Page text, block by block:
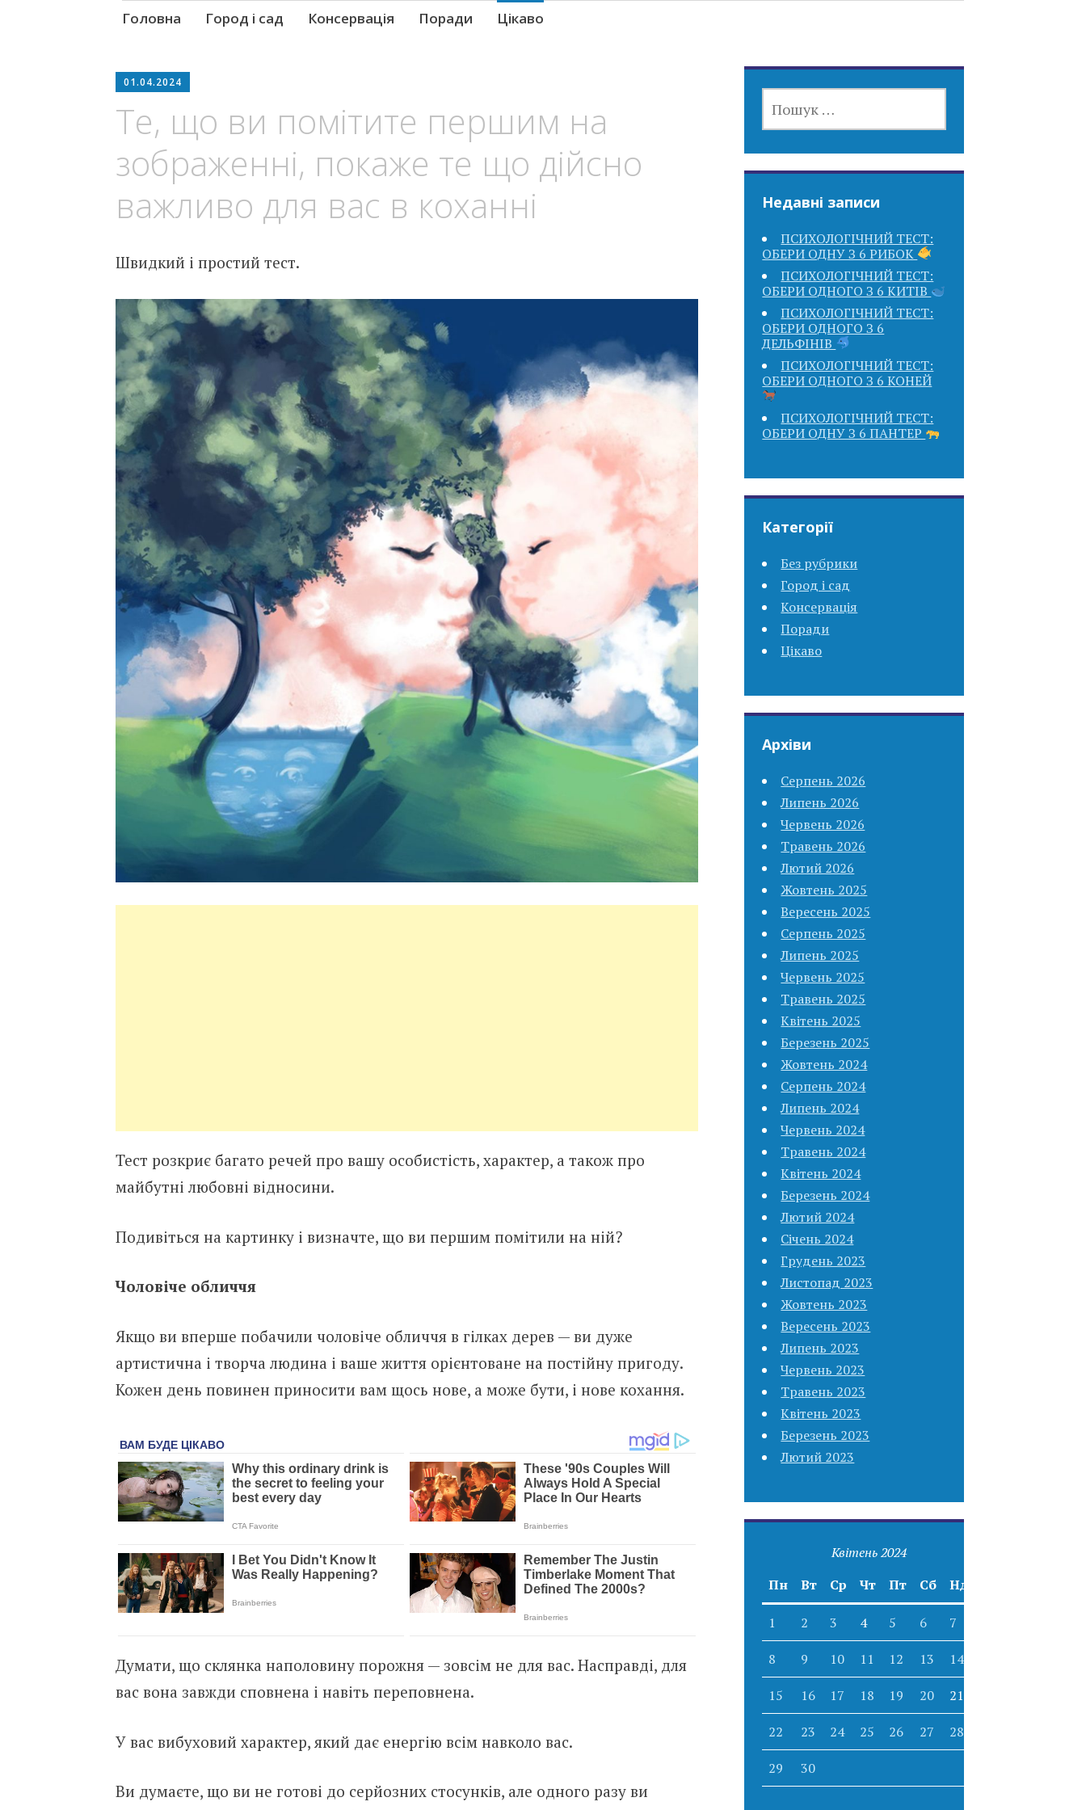
Skip
Головна Город і сад Консервація Поради Цікаво
01.04.2024
Те, що ви помітите першим на
зображенні, покаже те що дійсно
важливо для вас в коханні
Швидкий і простий тест.
Тест розкриє багато речей про вашу особистість, характер, а також про
майбутні любовні відносини.
Подивіться на картинку і визначте, що ви першим помітили на ній?
Чоловіче обличчя
Якщо ви вперше побачили чоловіче обличчя в гілках дерев — ви дуже
артистична і творча людина і ваше життя орієнтоване на постійну пригоду.
Кожен день повинен приносити вам щось нове, а може бути, і нове кохання.
Думати, що склянка наполовину порожня — зовсім не для вас. Насправді, для
вас вона завжди сповнена і навіть переповнена.
У вас вибуховий характер, який дає енергію всім навколо вас.
Ви думаєте, що ви не готові до серйозних стосунків, але одного разу ви
Недавні записи
ПСИХОЛОГІЧНИЙ ТЕСТ:
ОБЕРИ ОДНУ З 6 РИБОК
ПСИХОЛОГІЧНИЙ ТЕСТ:
ОБЕРИ ОДНОГО З 6 КИТІВ
ПСИХОЛОГІЧНИЙ ТЕСТ:
ОБЕРИ ОДНОГО З 6
ДЕЛЬФІНІВ
ПСИХОЛОГІЧНИЙ ТЕСТ:
ОБЕРИ ОДНОГО З 6 КОНЕЙ
ПСИХОЛОГІЧНИЙ ТЕСТ:
ОБЕРИ ОДНУ З 6 ПАНТЕР
Категорії
Без рубрики
Город і сад
Консервація
Поради
Цікаво
Архіви
Серпень 2026
Липень 2026
Червень 2026
Травень 2026
Лютий 2026
Жовтень 2025
Вересень 2025
Серпень 2025
Липень 2025
Червень 2025
Травень 2025
Квітень 2025
Березень 2025
Жовтень 2024
Серпень 2024
Липень 2024
Червень 2024
Травень 2024
Квітень 2024
Березень 2024
Лютий 2024
Січень 2024
Грудень 2023
Листопад 2023
Жовтень 2023
Вересень 2023
Липень 2023
Червень 2023
Травень 2023
Квітень 2023
Березень 2023
Лютий 2023
Квітень 2024
Пн
Вт Ср Чт Пт Сб Нд
1 2 3 4 5 6 7
8 9 10 11 12 13 14
15 16 17 18 19 20 21
22 23 24 25 26 27 28
29 30